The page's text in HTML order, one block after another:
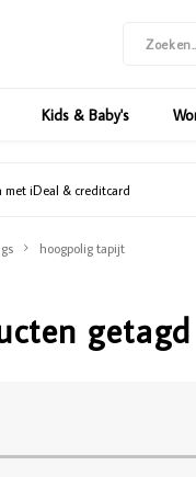
Kids & Baby's
met iDeal & creditcard
hoogpolig tapijt